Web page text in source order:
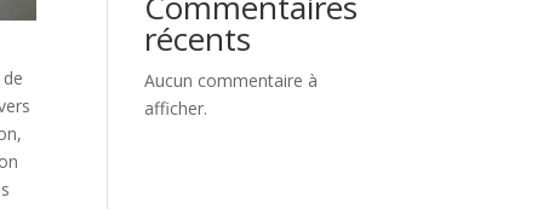
récents
Aucun commentaire à
afficher.